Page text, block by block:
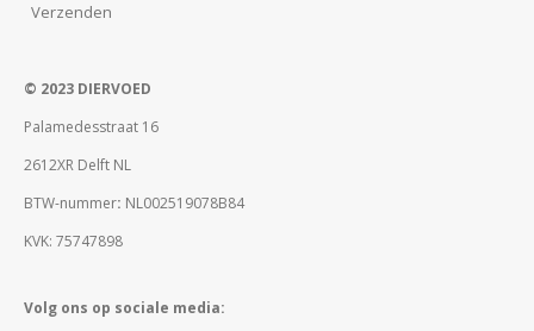
Verzenden
© 2023 DIERVOED
Palamedesstraat 16
2612XR Delft NL
BTW-nummer: NL002519078B84
KVK: 75747898
Volg ons op sociale media: